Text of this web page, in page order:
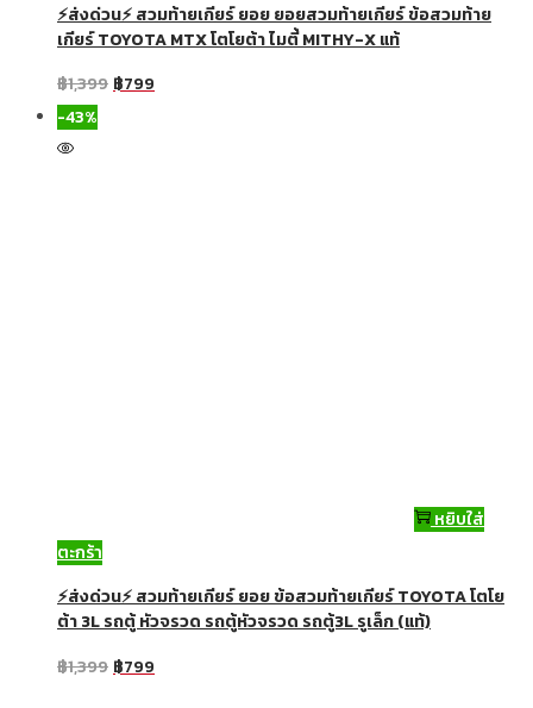
⚡ส่งด่วน⚡ สวมท้ายเกียร์ ยอย ยอยสวมท้ายเกียร์ ข้อสวมท้าย
เกียร์ TOYOTA MTX โตโยต้า ไมตี้ MITHY-X แท้
฿1,399฿799
-43%
หยิบใส่
ตะกร้า
⚡ส่งด่วน⚡ สวมท้ายเกียร์ ยอย ข้อสวมท้ายเกียร์ TOYOTA โตโย
ต้า 3L รถตู้ หัวจรวด รถตู้หัวจรวด รถตู้3L รูเล็ก (แท้)
฿1,399 ฿799